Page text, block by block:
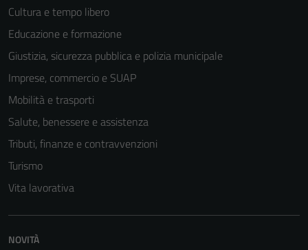
Cultura e tempo libero
Educazione e formazione
Giustizia, sicurezza pubblica e polizia municipale
Imprese, commercio e SUAP
Mobilità e trasporti
Salute, benessere e assistenza
Tributi, finanze e contravvenzioni
Turismo
Vita lavorativa
NOVITÀ
Tecnici